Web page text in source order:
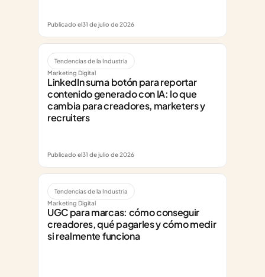
Publicado el31 de julio de 2026
Tendencias de la Industria
Marketing Digital
LinkedIn suma botón para reportar
contenido generado con IA: lo que
cambia para creadores, marketers y
recruiters
Publicado el31 de julio de 2026
Tendencias de la Industria
Marketing Digital
UGC para marcas: cómo conseguir
creadores, qué pagarles y cómo medir
si realmente funciona